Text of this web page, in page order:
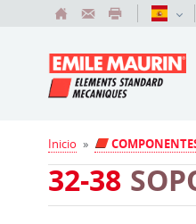
Inicio »
32-38